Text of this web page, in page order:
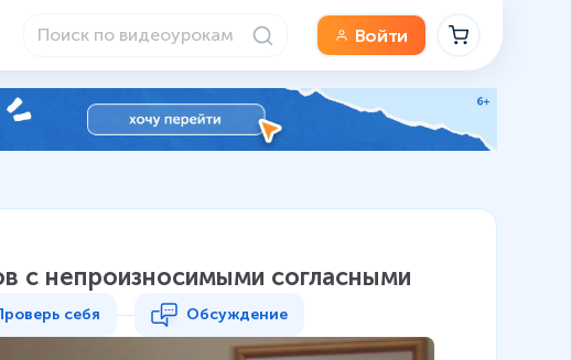
Войти
с непроизносимыми согласными
себя Обсуждение